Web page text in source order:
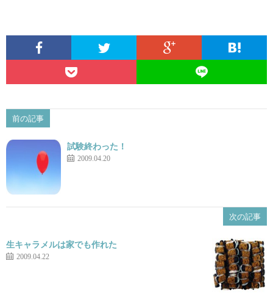
前の記事
試験終わった！
2009.04.20
次の記事
生キャラメルは家でも作れた
2009.04.22